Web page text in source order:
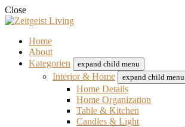
Close
Home
About
Kategorien
expand child menu
Interior & Home expand child menu
Home Details
Home Organization
Table & Kitchen
Candles & Light